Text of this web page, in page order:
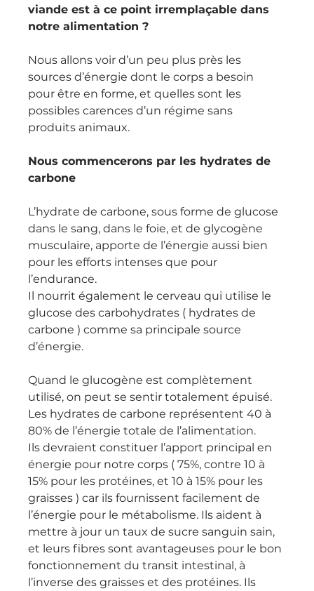
viande est à ce point irremplaçable dans
notre alimentation ?
Nous allons voir d’un peu plus près les
sources d’énergie dont le corps a besoin
pour être en forme, et quelles sont les
possibles carences d’un régime sans
produits animaux.
Nous commencerons par les hydrates de
carbone
L’hydrate de carbone, sous forme de glucose
dans le sang, dans le foie, et de glycogène
musculaire, apporte de l’énergie aussi bien
pour les efforts intenses que pour
l’endurance.
Il nourrit également le cerveau qui utilise le
glucose des carbohydrates ( hydrates de
carbone ) comme sa principale source
d’énergie.
Quand le glucogène est complètement
utilisé, on peut se sentir totalement épuisé.
Les hydrates de carbone représentent 40 à
80% de l’énergie totale de l’alimentation.
Ils devraient constituer l’apport principal en
énergie pour notre corps ( 75%, contre 10 à
15% pour les protéines, et 10 à 15% pour les
graisses ) car ils fournissent facilement de
l’énergie pour le métabolisme. Ils aident à
mettre à jour un taux de sucre sanguin sain,
et leurs fibres sont avantageuses pour le bon
fonctionnement du transit intestinal, à
l’inverse des graisses et des protéines. Ils